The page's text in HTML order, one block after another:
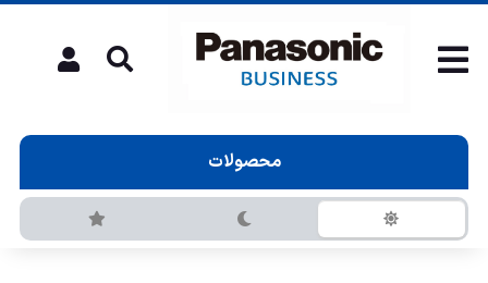
محصولات